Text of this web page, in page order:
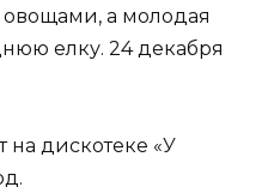
а молодая
елку. 24 декабря
дискотеке «У